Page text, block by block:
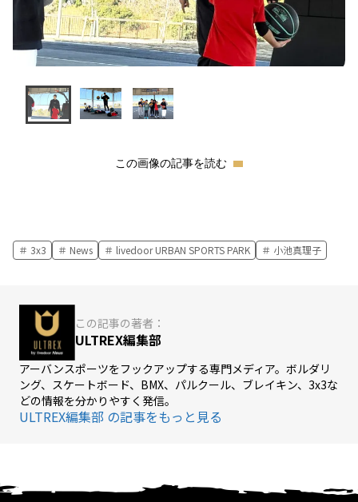
この画像の記事を読む
3x3 News livedoor URBAN SPORTS PARK 小池真理子
この記事の著者：
ULTREX編集部
アーバンスポーツをフックアップする専門メディア。ボルダリ
ング、スケートボード、BMX、パルクール、ブレイキン、3x3な
どの情報を分かりやすく発信。
ULTREX編集部 の記事をもっと見る